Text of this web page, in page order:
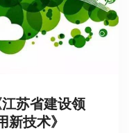
苏省建设领
技术》